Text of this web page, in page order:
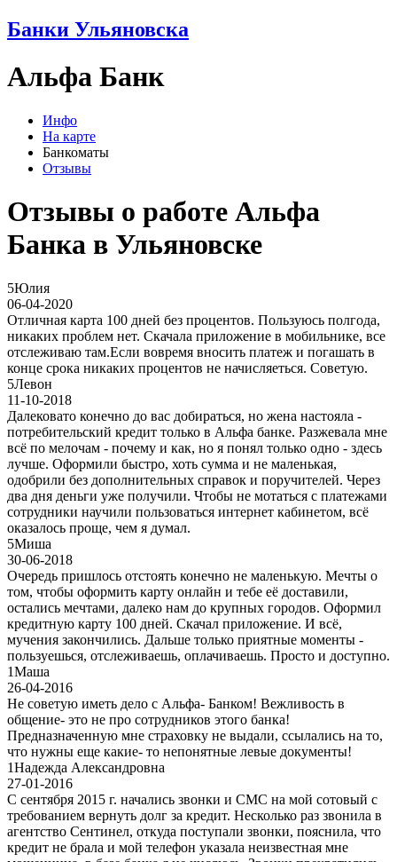
Банки Ульяновска
Альфа Банк
Инфо
На карте
Банкоматы
Отзывы
Отзывы о работе Альфа
Банка в Ульяновске
5Юлия
06-04-2020
Отличная карта 100 дней без процентов. Пользуюсь полгода,
никаких проблем нет. Скачала приложение в мобильнике, все
отслеживаю там.Если вовремя вносить платеж и погашать в
конце срока никаких процентов не начисляеться. Советую.
5Левон
11-10-2018
Далековато конечно до вас добираться, но жена настояла -
потребительский кредит только в Альфа банке. Разжевала мне
всё по мелочам - почему и как, но я понял только одно - здесь
лучше. Оформили быстро, хоть сумма и не маленькая,
одобрили без дополнительных справок и поручителей. Через
два дня деньги уже получили. Чтобы не мотаться с платежами
сотрудники научили пользоваться интернет кабинетом, всё
оказалось проще, чем я думал.
5Миша
30-06-2018
Очередь пришлось отстоять конечно не маленькую. Мечты о
том, чтобы оформить карту онлайн и тебе её доставили,
остались мечтами, далеко нам до крупных городов. Оформил
кредитную карту 100 дней. Скачал приложение. И всё,
мучения закончились. Дальше только приятные моменты -
пользуешься, отслеживаешь, оплачиваешь. Просто и доступно.
1Маша
26-04-2016
Не советую иметь дело с Альфа- Банком! Вежливость в
общение- это не про сотрудников этого банка!
Предназначенную мне страховку не выдали, ссылались на то,
что нужны еще какие- то непонятные левые документы!
1Надежда Александровна
27-01-2016
С сентября 2015 г. начались звонки и СМС на мой сотовый с
требованием вернуть долг за кредит. Несколько раз звонила в
агентство Сентинел, откуда поступали звонки, пояснила, что
кредит не брала и мой телефон указала неизвестная мне